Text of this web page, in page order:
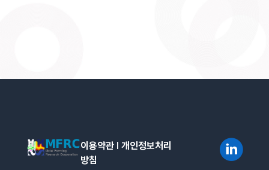
이용약관 l개인정보처리
방침